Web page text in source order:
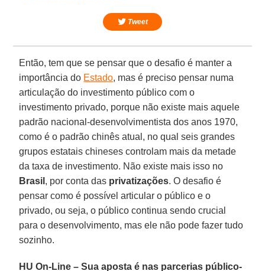
Tweet
Então, tem que se pensar que o desafio é manter a
importância do Estado, mas é preciso pensar numa
articulação do investimento público com o
investimento privado, porque não existe mais aquele
padrão nacional-desenvolvimentista dos anos 1970,
como é o padrão chinês atual, no qual seis grandes
grupos estatais chineses controlam mais da metade
da taxa de investimento. Não existe mais isso no
Brasil , por conta das privatizações. O desafio é
pensar como é possível articular o público e o
privado, ou seja, o público continua sendo crucial
para o desenvolvimento, mas ele não pode fazer tudo
sozinho.
HU On-Line – Sua aposta é nas parcerias público-